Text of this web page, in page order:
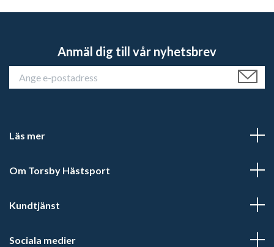
Anmäl dig till vår nyhetsbrev
Läs mer
Om Torsby Hästsport
Kundtjänst
Sociala medier